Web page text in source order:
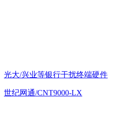
光大/兴业等银行干扰终端硬件
世纪网通/CNT9000-LX